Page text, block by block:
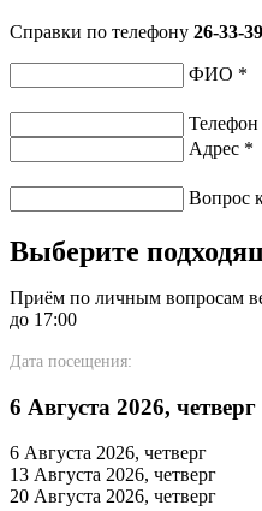
Справки по телефону 26-33-39
ФИО *
Телефон
Адрес *
Вопрос
Выберите
Приём по личным вопросам
до 17:00
Дата посещения:
6 Августа 2026, четверг
6 Августа 2026, четверг
13 Августа 2026, четверг
20 Августа 2026, четверг